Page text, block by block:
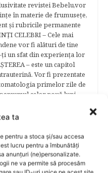
ta
pentru a stoca și/sau accesa
lucru pentru a îmbunătăți
anunțuri (ne)personalizate.
ne va permite să procesăm
revistei Bebelu,vor
în materie de frumuseţe,
şi rubricile permanente
CELEBRI – Cele mai
vor fi alături de tine
un sfat din experienţa lor
– este un capitol
Vor fi prezentate
primelor zile de
celor nouă luni,
sănătate, pregătire pentru
preţioase dedicate
BEBELUŞUL ÎN PRIMUL
îngrijirii sugarului.
bontului ombilical,
câteva dintre cele mai
1-6 ANI – este un capitol